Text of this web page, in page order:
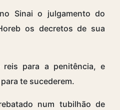
Sinai o julgamento do
os decretos de sua
para a penitência, e
te sucederem.
num tubilhão de